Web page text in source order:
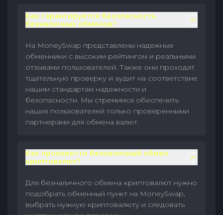
Как гарантируется безопасность
безналичных обменов?
На MoneySwap представлены надежные
обменники с высоким рейтингом и реальными
отзывами пользователей. Также они проходят
тщательную проверку и аудит на соответствие
нашим стандартам надежности и
безопасности. Мы стремимся обеспечить
наших пользователей только проверенными
партнерами для обмена валют.
Как произвести безналичный обмен
криптовалют?
Для безналичного обмена криптовалют нужно
подобрать обменный пункт на MoneySwap,
выбрать нужную криптовалюту и следовать